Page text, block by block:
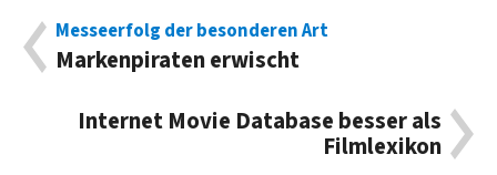
Messeerfolg der besonderen Art
Markenpiraten erwischt
Internet Movie Database besser als
Filmlexikon